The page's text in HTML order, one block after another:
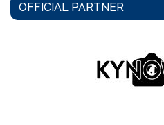
OFFICIAL PARTNER